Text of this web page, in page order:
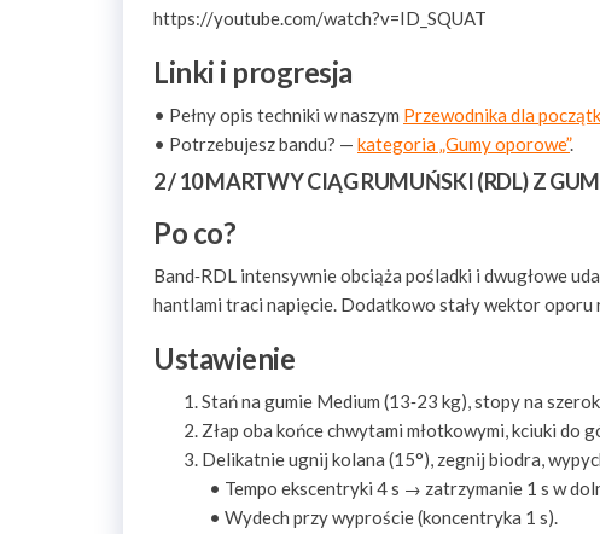
https://youtube.com/watch?v=ID_SQUAT
Linki i progresja
• Pełny opis techniki w naszym Przewodnika dla
• Potrzebujesz bandu? — kategoria „Gumy oporowe”.
2 / 10 MARTWY CIĄG RUMUŃSKI (RDL) Z
Po co?
Band‑RDL intensywnie obciąża pośladki i dwugłowe
hantlami traci napięcie. Dodatkowo stały wektor oporu
Ustawienie
Stań na gumie Medium (13‑23 kg), stopy na
Złap oba końce chwytami młotkowymi, kciuki do
Delikatnie ugnij kolana (15°), zegnij biodra,
• Tempo ekscentryki 4 s → zatrzymanie 1 s w
• Wydech przy wyproście (koncentryka 1 s).